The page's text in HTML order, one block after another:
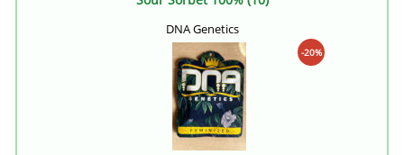
DNA Genetics
-20%